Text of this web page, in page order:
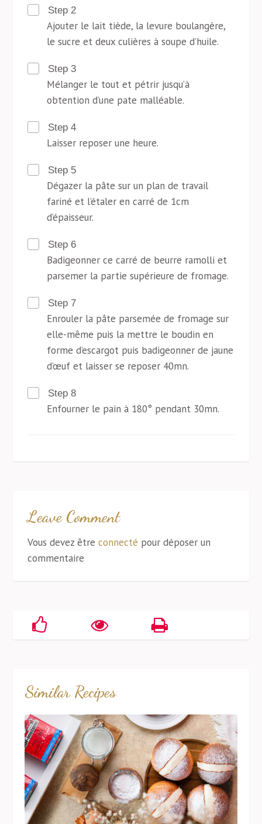
Step 2
Ajouter le lait tiède, la levure boulangère,
le sucre et deux culières à soupe d’huile.
Step 3
Mélanger le tout et pétrir jusqu’à
obtention d’une pate malléable.
Step 4
Laisser reposer une heure.
Step 5
Dégazer la pâte sur un plan de travail
fariné et l’étaler en carré de 1cm
d’épaisseur.
Step 6
Badigeonner ce carré de beurre ramolli et
parsemer la partie supérieure de fromage.
Step 7
Enrouler la pâte parsemée de fromage sur
elle-même puis la mettre le boudin en
forme d’escargot puis badigeonner de jaune
d’œuf et laisser se reposer 40mn.
Step 8
Enfourner le pain à 180° pendant 30mn.
Leave Comment
Vous devez êtreconnecté pour déposer un
commentaire
Similar Recipes